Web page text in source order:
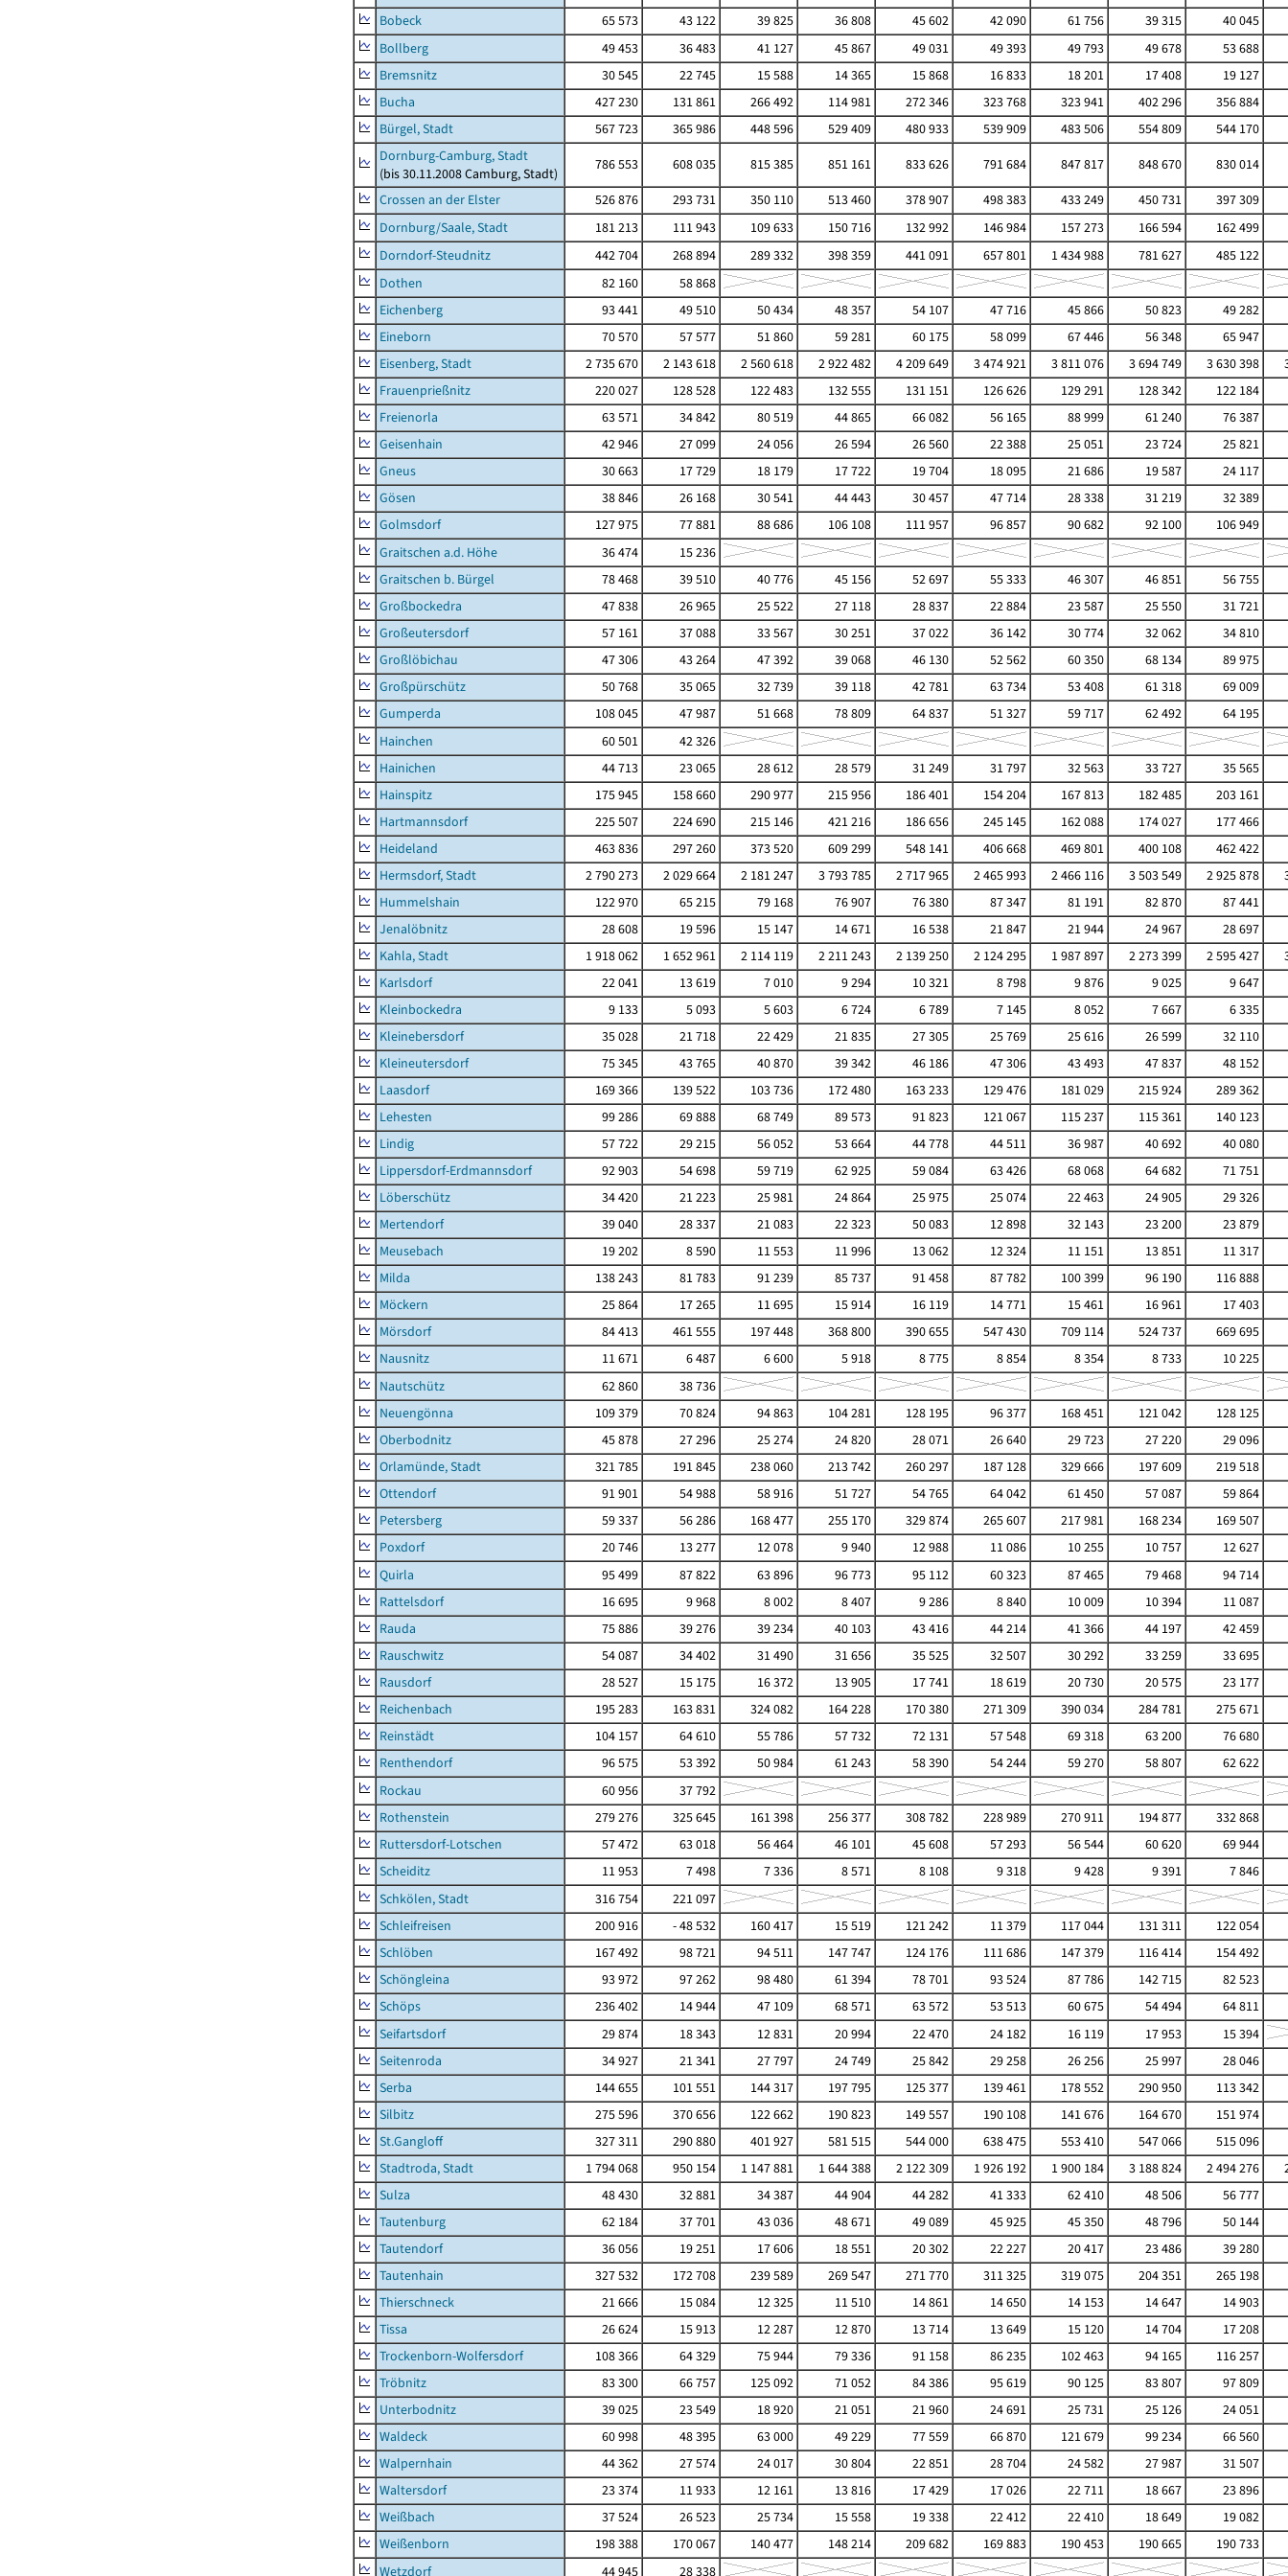
Bobeck
65 573 43 122 39 825 36 808 45 602 42 090 61 756 39 315
40 045
Bollberg
49 453 36 483 41 127 45 867 49 031 49 393 49 793 49 678
53 688
Bremsnitz
30 545 22 745 15 588 14 365 15 868 16 833 18 201 17 408
19 127
Bucha
427 230 131 861 266 492 114 981 272 346 323 768 323 941 402 296
356 884
Bürgel, Stadt
567 723 365 986 448 596 529 409 480 933 539 909 483 506 554 809
544 170
Dornburg-Camburg, Stadt
(bis 30.11.2008 Camburg, Stadt)
786 553 608 035 815 385 851 161 833 626 791 684 847 817 848 670
830 014
Crossen an der Elster
526 876 293 731 350 110 513 460 378 907 498 383 433 249 450 731
397 309
Dornburg/Saale, Stadt
181 213 111 943 109 633 150 716 132 992 146 984 157 273 166 594
162 499
Dorndorf-Steudnitz
442 704 268 894 289 332 398 359 441 091 657 801 1 434 988 781 627
485 122
Dothen
82 160
58 868
Eichenberg
93 441 49 510 50 434 48 357 54 107 47 716 45 866 50 823
49 282
Eineborn
70 570 57 577 51 860 59 281 60 175 58 099 67 446 56 348
65 947
Eisenberg, Stadt
2 735 670 2 143 618 2 560 618 2 922 482 4 209 649 3 474 921 3 811 076 3 694 749 3 630 398
Frauenprießnitz
220 027 128 528 122 483 132 555 131 151 126 626 129 291 128 342
122 184
Freienorla
63 571 34 842 80 519 44 865 66 082 56 165 88 999 61 240
76 387
Geisenhain
42 946 27 099 24 056 26 594 26 560 22 388 25 051 23 724
25 821
Gneus
30 663 17 729 18 179 17 722 19 704 18 095 21 686 19 587
24 117
Gösen
38 846 26 168 30 541 44 443 30 457 47 714 28 338 31 219
32 389
Golmsdorf
127 975 77 881 88 686 106 108 111 957 96 857 90 682 92 100
106 949
Graitschen a.d. Höhe
36 474
15 236
Graitschen b. Bürgel
78 468 39 510 40 776 45 156 52 697 55 333 46 307 46 851
56 755
Großbockedra
47 838 26 965 25 522 27 118 28 837 22 884 23 587 25 550
31 721
Großeutersdorf
57 161 37 088 33 567 30 251 37 022 36 142 30 774 32 062
34 810
Großlöbichau
47 306 43 264 47 392 39 068 46 130 52 562 60 350 68 134
89 975
Großpürschütz
50 768 35 065 32 739 39 118 42 781 63 734 53 408 61 318
69 009
Gumperda
108 045 47 987 51 668 78 809 64 837 51 327 59 717 62 492
64 195
Hainchen
60 501
42 326
Hainichen
44 713 23 065 28 612 28 579 31 249 31 797 32 563 33 727
35 565
Hainspitz
175 945 158 660 290 977 215 956 186 401 154 204 167 813 182 485
203 161
Hartmannsdorf
225 507 224 690 215 146 421 216 186 656 245 145 162 088 174 027
177 466
Heideland
463 836 297 260 373 520 609 299 548 141 406 668 469 801 400 108
462 422
Hermsdorf, Stadt
2 790 273 2 029 664 2 181 247 3 793 785 2 717 965 2 465 993 2 466 116 3 503 549 2 925 878
Hummelshain
122 970 65 215 79 168 76 907 76 380 87 347 81 191 82 870
87 441
Jenalöbnitz
28 608 19 596 15 147 14 671 16 538 21 847 21 944 24 967
28 697
Kahla, Stadt
1 918 062 1 652 961 2 114 119 2 211 243 2 139 250 2 124 295 1 987 897 2 273 399 2 595 427
Karlsdorf
22 041 13 619 7 010 9 294 10 321 8 798 9 876 9 025
9 647
Kleinbockedra
9 133 5 093 5 603 6 724 6 789 7 145 8 052 7 667
6 335
Kleinebersdorf
35 028 21 718 22 429 21 835 27 305 25 769 25 616 26 599
32 110
Kleineutersdorf
75 345 43 765 40 870 39 342 46 186 47 306 43 493 47 837
48 152
Laasdorf
169 366 139 522 103 736 172 480 163 233 129 476 181 029 215 924
289 362
Lehesten
99 286 69 888 68 749 89 573 91 823 121 067 115 237 115 361
140 123
Lindig
57 722 29 215 56 052 53 664 44 778 44 511 36 987 40 692
40 080
Lippersdorf-Erdmannsdorf
92 903 54 698 59 719 62 925 59 084 63 426 68 068 64 682
71 751
Löberschütz
34 420 21 223 25 981 24 864 25 975 25 074 22 463 24 905
29 326
Mertendorf
39 040 28 337 21 083 22 323 50 083 12 898 32 143 23 200
23 879
Meusebach
19 202 8 590 11 553 11 996 13 062 12 324 11 151 13 851
11 317
Milda
138 243 81 783 91 239 85 737 91 458 87 782 100 399 96 190
116 888
Möckern
25 864 17 265 11 695 15 914 16 119 14 771 15 461 16 961
17 403
Mörsdorf
84 413 461 555 197 448 368 800 390 655 547 430 709 114 524 737
669 695
Nausnitz
11 671 6 487 6 600 5 918 8 775 8 854 8 354 8 733
10 225
Nautschütz
62 860
38 736
Neuengönna
109 379 70 824 94 863 104 281 128 195 96 377 168 451 121 042
128 125
Oberbodnitz
45 878 27 296 25 274 24 820 28 071 26 640 29 723 27 220
29 096
Orlamünde, Stadt
321 785 191 845 238 060 213 742 260 297 187 128 329 666 197 609
219 518
Ottendorf
91 901 54 988 58 916 51 727 54 765 64 042 61 450 57 087
59 864
Petersberg
59 337 56 286 168 477 255 170 329 874 265 607 217 981 168 234
169 507
Poxdorf
20 746 13 277 12 078 9 940 12 988 11 086 10 255 10 757
12 627
Quirla
95 499 87 822 63 896 96 773 95 112 60 323 87 465 79 468
94 714
Rattelsdorf
16 695 9 968 8 002 8 407 9 286 8 840 10 009 10 394
11 087
Rauda
75 886 39 276 39 234 40 103 43 416 44 214 41 366 44 197
42 459
Rauschwitz
54 087 34 402 31 490 31 656 35 525 32 507 30 292 33 259
33 695
Rausdorf
28 527 15 175 16 372 13 905 17 741 18 619 20 730 20 575
23 177
Reichenbach
195 283 163 831 324 082 164 228 170 380 271 309 390 034 284 781
275 671
Reinstädt
104 157 64 610 55 786 57 732 72 131 57 548 69 318 63 200
76 680
Renthendorf
96 575 53 392 50 984 61 243 58 390 54 244 59 270 58 807
62 622
Rockau
60 956
37 792
Rothenstein
279 276 325 645 161 398 256 377 308 782 228 989 270 911 194 877
332 868
Ruttersdorf-Lotschen
57 472 63 018 56 464 46 101 45 608 57 293 56 544 60 620
69 944
Scheiditz
11 953 7 498 7 336 8 571 8 108 9 318 9 428 9 391
7 846
Schkölen, Stadt
316 754
221 097
Schleifreisen
200 916 - 48 532 160 417 15 519 121 242 11 379 117 044 131 311
122 054
Schlöben
167 492 98 721 94 511 147 747 124 176 111 686 147 379 116 414
154 492
Schöngleina
93 972 97 262 98 480 61 394 78 701 93 524 87 786 142 715
82 523
Schöps
236 402 14 944 47 109 68 571 63 572 53 513 60 675 54 494
64 811
Seifartsdorf
29 874 18 343 12 831 20 994 22 470 24 182 16 119 17 953
15 394
Seitenroda
34 927 21 341 27 797 24 749 25 842 29 258 26 256 25 997
28 046
Serba
144 655 101 551 144 317 197 795 125 377 139 461 178 552 290 950
113 342
Silbitz
275 596 370 656 122 662 190 823 149 557 190 108 141 676 164 670
151 974
St.Gangloff
327 311 290 880 401 927 581 515 544 000 638 475 553 410 547 066
515 096
Stadtroda, Stadt
1 794 068 950 154 1 147 881 1 644 388 2 122 309 1 926 192 1 900 184 3 188 824 2 494 276
Sulza
48 430 32 881 34 387 44 904 44 282 41 333 62 410 48 506
56 777
Tautenburg
62 184 37 701 43 036 48 671 49 089 45 925 45 350 48 796
50 144
Tautendorf
36 056 19 251 17 606 18 551 20 302 22 227 20 417 23 486
39 280
Tautenhain
327 532 172 708 239 589 269 547 271 770 311 325 319 075 204 351
265 198
Thierschneck
21 666 15 084 12 325 11 510 14 861 14 650 14 153 14 647
14 903
Tissa
26 624 15 913 12 287 12 870 13 714 13 649 15 120 14 704
17 208
Trockenborn-Wolfersdorf
108 366 64 329 75 944 79 336 91 158 86 235 102 463 94 165
116 257
Tröbnitz
83 300 66 757 125 092 71 052 84 386 95 619 90 125 83 807
97 809
Unterbodnitz
39 025 23 549 18 920 21 051 21 960 24 691 25 731 25 126
24 051
Waldeck
60 998 48 395 63 000 49 229 77 559 66 870 121 679 99 234
66 560
Walpernhain
44 362 27 574 24 017 30 804 22 851 28 704 24 582 27 987
31 507
Waltersdorf
23 374 11 933 12 161 13 816 17 429 17 026 22 711 18 667
23 896
Weißbach
37 524 26 523 25 734 15 558 19 338 22 412 22 410 18 649
19 082
Weißenborn
198 388 170 067 140 477 148 214 209 682 169 883 190 453 190 665
190 733
Wetzdorf
44 945 28 338